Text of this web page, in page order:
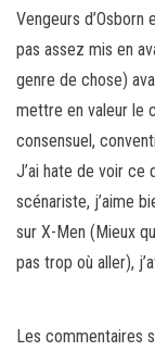
Vengeurs
pas assez mis en
genre de chose)
mettre en valeur le
consensuel,
J’ai hate de voir ce
scénariste, j’aime
sur X-Men (Mieux
pas trop où aller),
Les commentaires